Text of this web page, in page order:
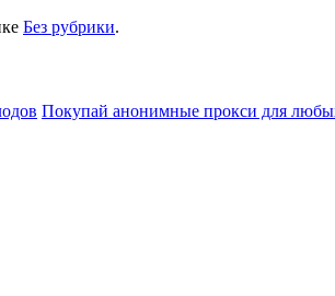
Без рубрики.
Покупай анонимные прокси для